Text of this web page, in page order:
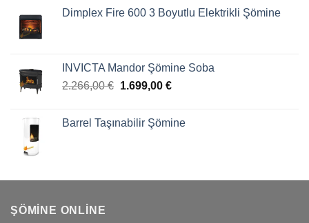
4.00oy
aldı
Dimplex Fire 600 3 Boyutlu Elektrikli Şömine
INVICTA Mandor Şömine Soba
2.266,00€ 1.699,00 €
Barrel Taşınabilir Şömine
ŞÖMINE ONLINE